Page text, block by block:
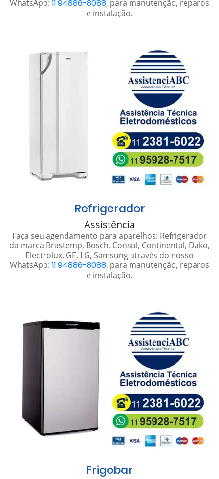
WhatsApp: 11 94886-8088, para manutenção, reparos
e instalação.
Refrigerador
Assistência
Faça seu agendamento para aparelhos: Refrigerador
da marca Brastemp, Bosch, Consul, Continental, Dako,
Electrolux, GE, LG, Samsung através do nosso
WhatsApp: 11 94886-8088, para manutenção, reparos
e instalação.
Frigobar